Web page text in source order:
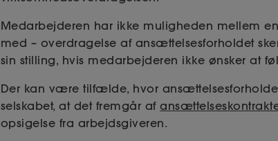
Medarbejderen har ikke muligheden mellem
med – overdragelse af ansættelsesforholdet
sin stilling, hvis medarbejderen ikke ønsker at
Der kan være tilfælde, hvor
selskabet, at det fremgår af
opsigelse fra arbejdsgiveren.